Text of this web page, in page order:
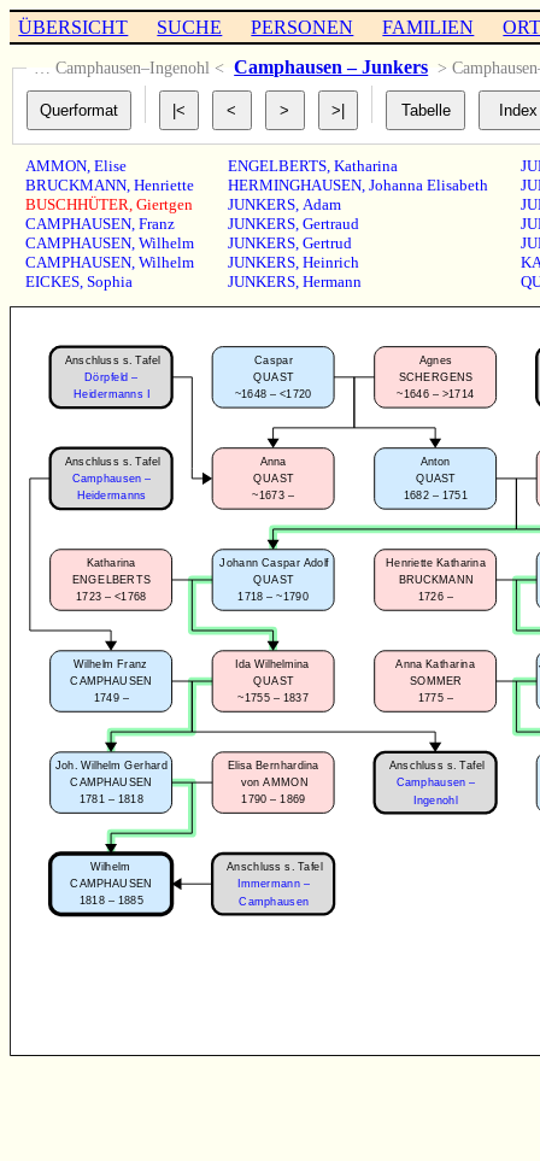
ÜBERSICHT SUCHE PERSONEN FAMILIEN
… Camphausen–Ingenohl < Camphausen – Junkers >
AMMON,Elise
BRUCKMANN,Henriette
BUSCHHÜTER,Giertgen
CAMPHAUSEN,Franz
CAMPHAUSEN,Wilhelm
CAMPHAUSEN,Wilhelm
EICKES,Sophia
ENGELBERTS, Katharina
HERMINGHAUSEN, Johanna Elisabeth
JUNKERS, Adam
JUNKERS, Gertraud
JUNKERS, Gertrud
JUNKERS, Heinrich
JUNKERS, Hermann
Anton
QUAST
1682 – 1751
Katharina
ENGELBERTS
1723 – <1768
Johann Caspar Adolf
QUAST
1718 – ~1790
Wilhelm Franz
CAMPHAUSEN
1749 –
Ida Wilhelmina
QUAST
~1755 – 1837
Joh. Wilhelm Gerhard
CAMPHAUSEN
1781 – 1818
Elisa Bernhardina
von AMMON
1790 – 1869
Wilhelm
CAMPHAUSEN
1818 – 1885
Anschluss s. Tafel
Camphausen –
Heidermanns
Henriette Katharina
BRUCKMANN
1726 –
Anna Katharina
SOMMER
1775 –
Agnes
SCHERGENS
~1646 – >1714
Caspar
QUAST
~1648 – <1720
Anna
QUAST
~1673 –
Anschluss s. Tafel
Dörpfeld –
Heidermanns I
Anschluss s. Tafel
Immermann –
Camphausen
Anschluss s. Tafel
Camphausen –
Ingenohl